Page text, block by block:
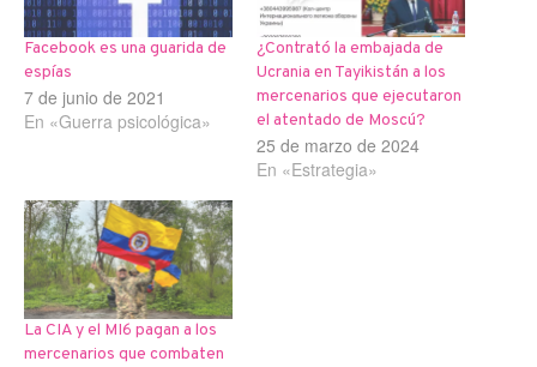
Facebook es una guarida de
espías
7 de junio de 2021
En «Guerra psicológica»
¿Contrató la embajada de
Ucrania en Tayikistán a los
mercenarios que ejecutaron
el atentado de Moscú?
25 de marzo de 2024
En «Estrategia»
La CIA y el MI6 pagan a los
mercenarios que combaten